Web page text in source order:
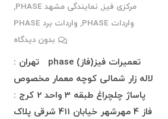
مرکزی فیز, نمایندگی مشهد PHASE
,
واردات PHASE
, واردات برد PHASE
بدون دیدگاه
تعمیرات فیز(فاز) phase تهران :
لاله زار شمالی کوچه معمار مخصوص
پاساژ چلچراغ طبقه 3 واحد 2 کرج :
فاز 4 مهرشهر خیابان 411 شرقی پلاک